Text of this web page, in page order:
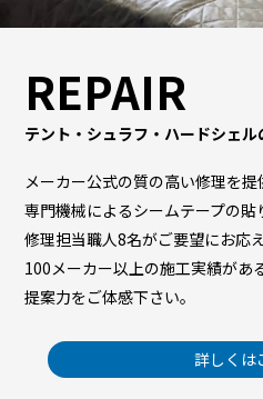
REPAIR
テント・シュラフ・ハードシェル
メーカー公式の質の高い修理を提
専門機械によるシームテープの貼
修理担当職人8名がご要望にお応
100メーカー以上の施工実績があ
提案力をご体感下さい。
詳しくは